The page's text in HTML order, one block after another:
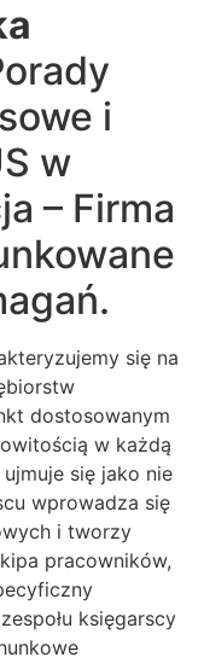
i
w
– Firma
się na
dostosowanym
w każdą
się jako nie
wprowadza się
i tworzy
pracowników,
księgarscy